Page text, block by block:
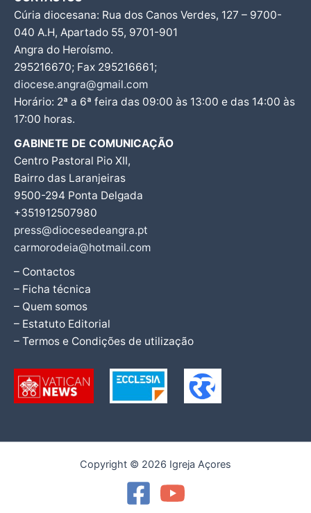
Cúria diocesana: Rua dos Canos Verdes, 127 – 9700-
040 A.H, Apartado 55, 9701-901
Angra do Heroísmo.
295216670; Fax 295216661;
diocese.angra@gmail.com
Horário: 2ª a 6ª feira das 09:00 às 13:00 e das 14:00 às
17:00 horas.
GABINETE DE COMUNICAÇÃO
Centro Pastoral Pio XII,
Bairro das Laranjeiras
9500-294 Ponta Delgada
+351912507980
press@diocesedeangra.pt
carmorodeia@hotmail.com
– Contactos
– Ficha técnica
– Quem somos
– Estatuto Editorial
– Termos e Condições de utilização
Copyright © 2026 Igreja Açores